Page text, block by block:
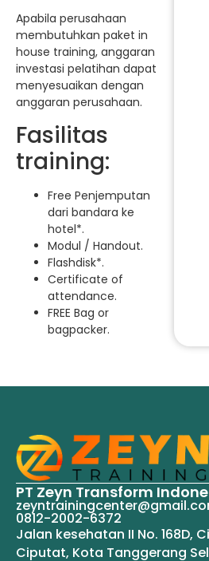
Apabila perusahaan
membutuhkan paket in
house training, anggaran
investasi pelatihan dapat
menyesuaikan dengan
anggaran perusahaan.
Fasilitas
training:
Free Penjemputan
dari bandara ke
hotel*.
Modul / Handout.
Flashdisk*.
Certificate of
attendance.
FREE Bag or
bagpacker.
PT Zeyn Transform
0812-2002-6372
Jalan kesehatan II No. 168D,
Ciputat, Kota Tanggerang